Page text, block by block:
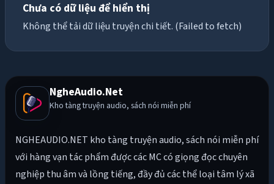
Chưa có dữ liệu để hiển thị
Không thể tải dữ liệu truyện chi tiết. (Failed to fetch)
NgheAudio.Net
Kho tàng truyện audio, sách nói miễn phí
NGHEAUDIO.NET kho tàng truyện audio, sách nói miễn phí
với hàng vạn tác phẩm được các MC có giọng đọc chuyên
nghiệp thu âm và lồng tiếng, đầy đủ các thể loại tâm lý xã